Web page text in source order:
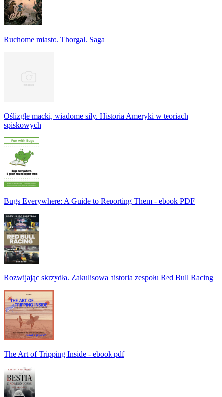
Ruchome miasto. Thorgal. Saga
Oślizgłe macki, wiadome siły. Historia Ameryki w teoriach
spiskowych
Bugs Everywhere: A Guide to Reporting Them - ebook PDF
Rozwijając skrzydła. Zakulisowa historia zespołu Red Bull Racing
The Art of Tripping Inside - ebook pdf